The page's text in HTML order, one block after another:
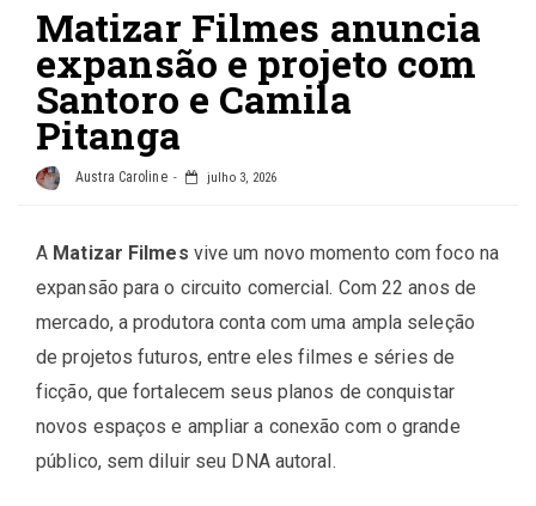
Matizar Filmes anuncia
expansão e projeto com
Santoro e Camila
Pitanga
Austra Caroline julho 3, 2026
A Matizar Filmes vive um novo momento com foco na
expansão para o circuito comercial. Com 22 anos de
mercado, a produtora conta com uma ampla seleção
de projetos futuros, entre eles filmes e séries de
ficção, que fortalecem seus planos de conquistar
novos espaços e ampliar a conexão com o grande
público, sem diluir seu DNA autoral.